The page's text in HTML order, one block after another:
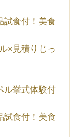
試食付！美食
×見積りじっ
ル挙式体験付
試食付！美食